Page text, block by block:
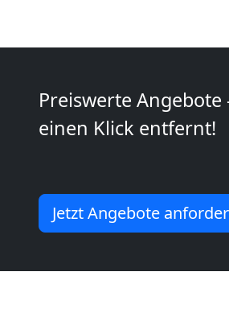
Preiswerte
einen Klick entfernt!
Jetzt Angebote
Umzug
Mann